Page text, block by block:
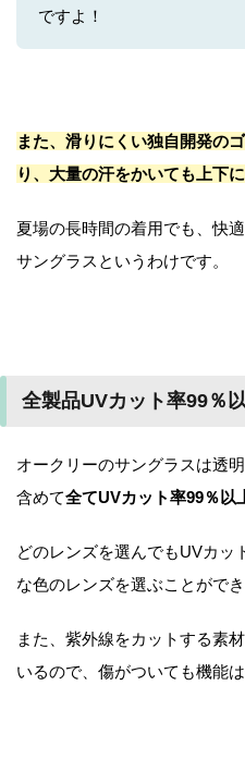
ですよ！
また、滑りにくい独自開発の
り、大量の汗をかいても上下
夏場の長時間の着用でも、快
サングラスというわけです。
全製品UVカット率99％
オークリーのサングラスは透
含めて全てUVカット率99％以
どのレンズを選んでもUVカッ
な色のレンズを選ぶことができ
また、紫外線をカットする素
いるので、傷がついても機能